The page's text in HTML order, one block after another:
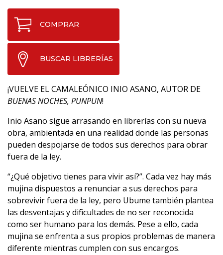
COMPRAR
BUSCAR LIBRERÍAS
¡VUELVE EL CAMALEÓNICO INIO ASANO, AUTOR DE
BUENAS NOCHES, PUNPUN!
Inio Asano sigue arrasando en librerías con su nueva
obra, ambientada en una realidad donde las personas
pueden despojarse de todos sus derechos para obrar
fuera de la ley.
“¿Qué objetivo tienes para vivir así?”. Cada vez hay más
mujina dispuestos a renunciar a sus derechos para
sobrevivir fuera de la ley, pero Ubume también plantea
las desventajas y dificultades de no ser reconocida
como ser humano para los demás. Pese a ello, cada
mujina se enfrenta a sus propios problemas de manera
diferente mientras cumplen con sus encargos.